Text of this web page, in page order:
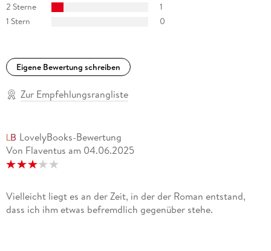
2 Sterne
1
1 Stern
0
Eigene Bewertung schreiben
Zur Empfehlungsrangliste
LovelyBooks-Bewertung
Von Flaventus am 04.06.2025
Vielleicht liegt es an der Zeit, in der der Roman entstand,
dass ich ihm etwas befremdlich gegenüber stehe.